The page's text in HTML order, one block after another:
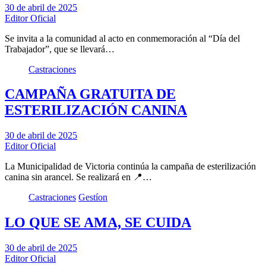
30 de abril de 2025
Editor Oficial
Se invita a la comunidad al acto en conmemoración al “Día del
Trabajador”, que se llevará…
Castraciones
CAMPAÑA GRATUITA DE
ESTERILIZACIÓN CANINA
30 de abril de 2025
Editor Oficial
La Municipalidad de Victoria continúa la campaña de esterilización
canina sin arancel. Se realizará en 📍…
Castraciones Gestíon
LO QUE SE AMA, SE CUIDA
30 de abril de 2025
Editor Oficial